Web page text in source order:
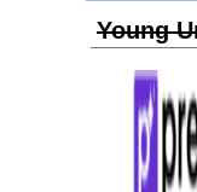
Young